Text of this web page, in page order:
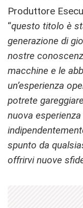
Produttore
“questo titolo è
generazione di
nostre
macchine e le
un’esperienza
potrete
nuova
spunto da
offrirvi nuove